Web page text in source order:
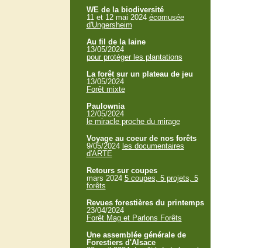
WE de la biodiversité
11 et 12 mai 2024 écomusée
d'Ungersheim
Au fil de la laine
13/05/2024
pour protéger les plantations
La forêt sur un plateau de jeu
13/05/2024
Forêt mixte
Paulownia
12/05/2024
le miracle proche du mirage
Voyage au coeur de nos forêts
9/05/2024 les documentaires
d'ARTE
Retours sur coupes
mars 2024 5 coupes, 5 projets, 5
forêts
Revues forestières du printemps
23/04/2024
Forêt Mag et Parlons Forêts
Une assemblée générale de
Forestiers d'Alsace